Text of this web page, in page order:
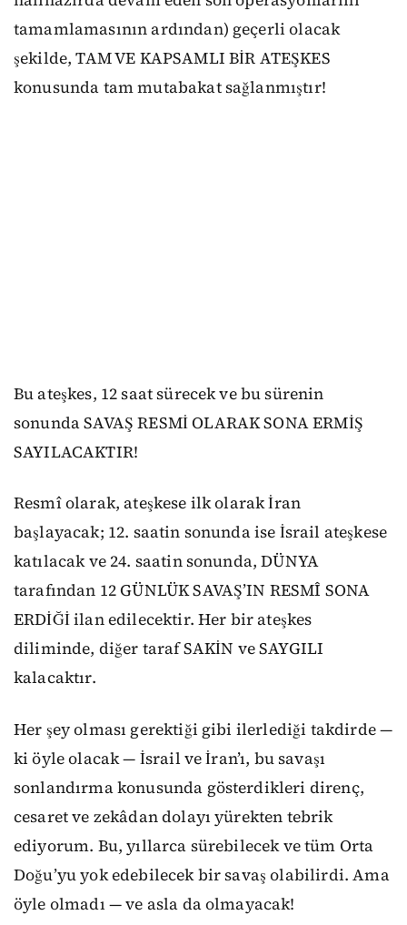
tamamlamasının ardından) geçerli olacak
şekilde, TAM VE KAPSAMLI BİR ATEŞKES
konusunda tam mutabakat sağlanmıştır!
Bu ateşkes, 12 saat sürecek ve bu sürenin
sonunda SAVAŞ RESMİ OLARAK SONA ERMİŞ
SAYILACAKTIR!
Resmî olarak, ateşkese ilk olarak İran
başlayacak; 12. saatin sonunda ise İsrail ateşkese
katılacak ve 24. saatin sonunda, DÜNYA
tarafından 12 GÜNLÜK SAVAŞ’IN RESMÎ SONA
ERDİĞİ ilan edilecektir. Her bir ateşkes
diliminde, diğer taraf SAKİN ve SAYGILI
kalacaktır.
Her şey olması gerektiği gibi ilerlediği takdirde —
ki öyle olacak — İsrail ve İran’ı, bu savaşı
sonlandırma konusunda gösterdikleri direnç,
cesaret ve zekâdan dolayı yürekten tebrik
ediyorum. Bu, yıllarca sürebilecek ve tüm Orta
Doğu’yu yok edebilecek bir savaş olabilirdi. Ama
öyle olmadı — ve asla da olmayacak!